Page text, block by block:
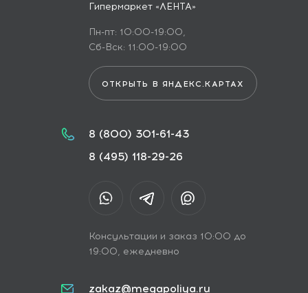
Гипермаркет «ЛЕНТА»
Пн-пт: 10:00-19:00,
Сб-Вск: 11:00-19:00
ОТКРЫТЬ В ЯНДЕКС.КАРТАХ
8 (800) 301-61-43
8 (495) 118-29-26
Консультации и заказ 10:00 до
19:00, ежедневно
zakaz@megapoliya.ru